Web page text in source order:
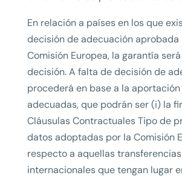
En relación a países en los que
decisión de adecuación aprobada
Comisión Europea, la garantía
decisión. A falta de decisión de
procederá en base a la
adecuadas, que podrán ser (i) la
Cláusulas Contractuales Tipo de
datos adoptadas por la Comisión
respecto a aquellas transferencias
internacionales que tengan lugar